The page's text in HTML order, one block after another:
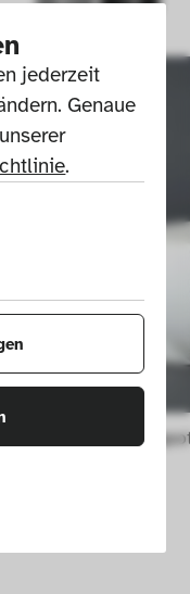
jederzeit
Genaue
Informationen finden Sie in unserer
.
durch
Cupola